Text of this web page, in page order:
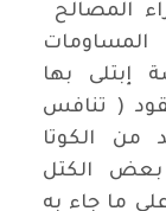
المصالح
المساومات
إبتلى بها
( تنافس
الكوتا
الكتل
ما جاء به